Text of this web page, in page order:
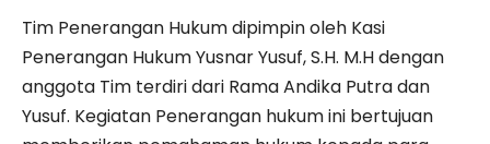
Tim Penerangan Hukum dipimpin oleh Kasi
Penerangan Hukum Yusnar Yusuf, S.H. M.H dengan
anggota Tim terdiri dari Rama Andika Putra dan
Yusuf. Kegiatan Penerangan hukum ini bertujuan